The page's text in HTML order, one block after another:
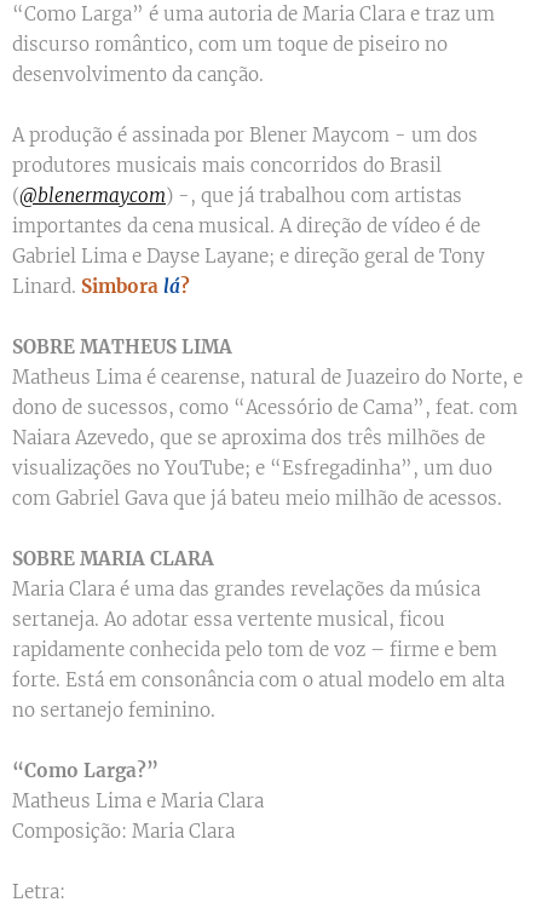
“Como Larga” é uma autoria de Maria Clara e traz um
discurso romântico, com um toque de piseiro no
desenvolvimento da canção.
A produção é assinada por Blener Maycom - um dos
produtores musicais mais concorridos do Brasil
(@blenermaycom) -, que já trabalhou com artistas
importantes da cena musical. A direção de vídeo é de
Gabriel Lima e Dayse Layane; e direção geral de Tony
Linard. Simbora lá?
SOBRE MATHEUS LIMA
Matheus Lima é cearense, natural de Juazeiro do Norte, e
dono de sucessos, como “Acessório de Cama”, feat. com
Naiara Azevedo, que se aproxima dos três milhões de
visualizações no YouTube; e “Esfregadinha”, um duo
com Gabriel Gava que já bateu meio milhão de acessos.
SOBRE MARIA CLARA
Maria Clara é uma das grandes revelações da música
sertaneja. Ao adotar essa vertente musical, ficou
rapidamente conhecida pelo tom de voz – firme e bem
forte. Está em consonância com o atual modelo em alta
no sertanejo feminino.
“Como Larga?”
Matheus Lima e Maria Clara
Composição: Maria Clara
Letra: